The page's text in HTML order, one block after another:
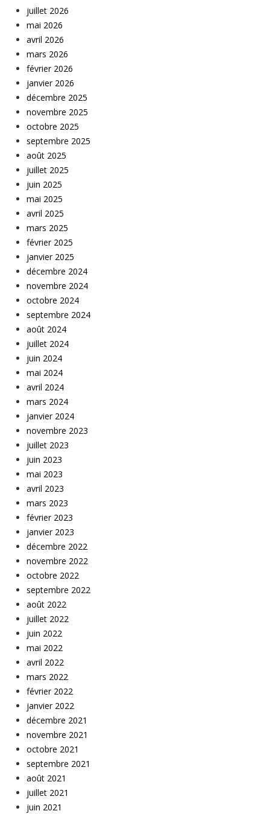
juillet 2026
mai 2026
avril 2026
mars 2026
février 2026
janvier 2026
décembre 2025
novembre 2025
octobre 2025
septembre 2025
août 2025
juillet 2025
juin 2025
mai 2025
avril 2025
mars 2025
février 2025
janvier 2025
décembre 2024
novembre 2024
octobre 2024
septembre 2024
août 2024
juillet 2024
juin 2024
mai 2024
avril 2024
mars 2024
janvier 2024
novembre 2023
juillet 2023
juin 2023
mai 2023
avril 2023
mars 2023
février 2023
janvier 2023
décembre 2022
novembre 2022
octobre 2022
septembre 2022
août 2022
juillet 2022
juin 2022
mai 2022
avril 2022
mars 2022
février 2022
janvier 2022
décembre 2021
novembre 2021
octobre 2021
septembre 2021
août 2021
juillet 2021
juin 2021